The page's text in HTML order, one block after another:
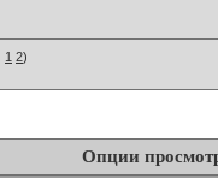
1 2)
Опции